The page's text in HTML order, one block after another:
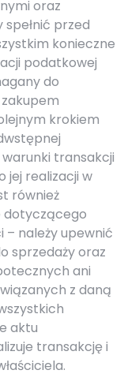
oraz
przed
konieczne
podatkowej
do
krokiem
transakcji
jej realizacji w
również
dotyczącego
należy upewnić
sprzedaży oraz
ani
z daną
aktu
transakcję i